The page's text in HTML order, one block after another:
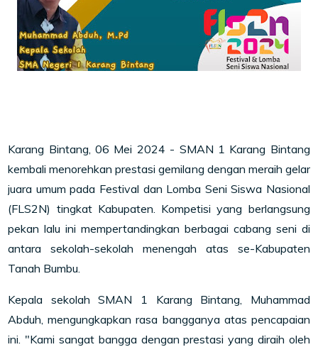
Karang Bintang, 06 Mei 2024 - SMAN 1 Karang Bintang
kembali menorehkan prestasi gemilang dengan meraih gelar
juara umum pada Festival dan Lomba Seni Siswa Nasional
(FLS2N) tingkat Kabupaten. Kompetisi yang berlangsung
pekan lalu ini mempertandingkan berbagai cabang seni di
antara sekolah-sekolah menengah atas se-Kabupaten
Tanah Bumbu.
Kepala sekolah SMAN 1 Karang Bintang, Muhammad
Abduh, mengungkapkan rasa bangganya atas pencapaian
ini. "Kami sangat bangga dengan prestasi yang diraih oleh